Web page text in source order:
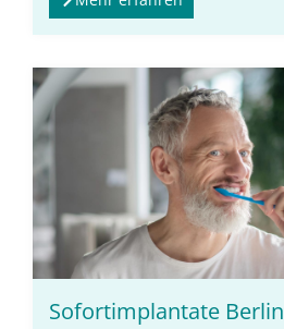
Sofortimplantate Berlin